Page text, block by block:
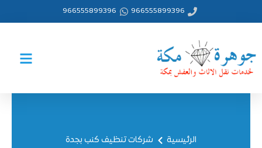
966555899396
966555899396
الرئيسية شركات تنظيف كنب بجدة